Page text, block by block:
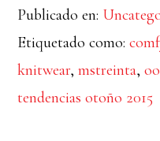
COZY
Publicado en:
Etiquetado como:
knitwear,mstreinta,
tendencias otoño 2015